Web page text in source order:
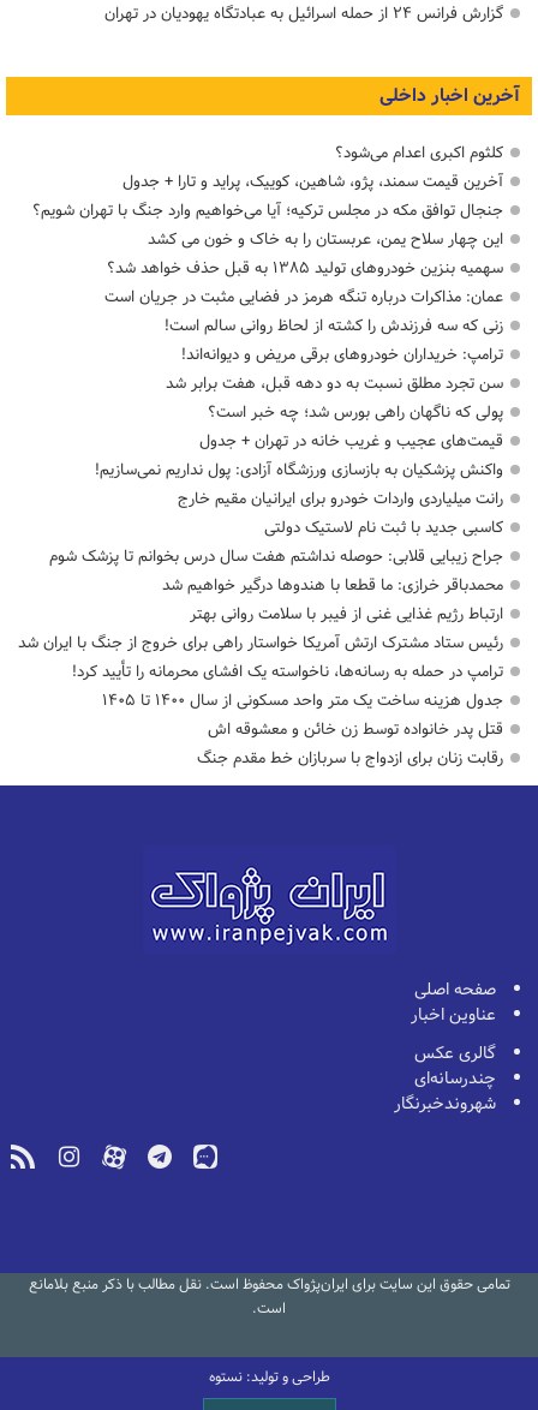
گزارش فرانس ۲۴ از حمله اسرائیل به عبادتگاه یهودیان در تهران
آخرین اخبار داخلی
کلثوم اکبری اعدام می‌شود؟
آخرین قیمت سمند، پژو، شاهین، کوییک، پراید و تارا + جدول
جنجال توافق مکه در مجلس ترکیه؛ آیا می‌خواهیم وارد جنگ با تهران شویم؟
این چهار سلاح یمن، عربستان را به خاک و خون می کشد
سهمیه بنزین خودروهای تولید ۱۳۸۵ به قبل حذف خواهد شد؟
عمان: مذاکرات درباره تنگه هرمز در فضایی مثبت در جریان است
زنی که سه فرزندش را کشته از لحاظ روانی سالم است!
ترامپ: خریداران خودروهای برقی مریض و دیوانه‌اند!
سن تجرد مطلق نسبت به دو دهه قبل، هفت برابر شد
پولی که ناگهان راهی بورس شد؛ چه خبر است؟
قیمت‌های عجیب و غریب خانه در تهران + جدول
واکنش پزشکیان به بازسازی ورزشگاه آزادی: پول نداریم نمی‌سازیم!
رانت میلیاردی واردات خودرو برای ایرانیان مقیم خارج
کاسبی جدید با ثبت نام لاستیک دولتی
جراح زیبایی قلابی: حوصله نداشتم هفت سال درس بخوانم تا پزشک شوم
محمدباقر خرازی: ما قطعا با هندوها درگیر خواهیم شد
ارتباط رژیم غذایی غنی از فیبر با سلامت روانی بهتر
رئیس ستاد مشترک ارتش آمریکا خواستار راهی برای خروج از جنگ با ایران شد
ترامپ در حمله‌ به رسانه‌ها، ناخواسته یک افشای محرمانه را تأیید کرد!
جدول هزینه ساخت یک متر واحد مسکونی از سال ۱۴۰۰ تا ۱۴۰۵
قتل پدر خانواده توسط زن خائن و معشوقه اش
رقابت زنان برای ازدواج با سربازان خط مقدم جنگ
صفحه اصلی
عناوین اخبار
گالری عکس
چندرسانه‌ای
شهروندخبرنگار
تمامی حقوق این سایت برای ایران‌پژواک محفوظ است. نقل مطالب با ذکر منبع بلامانع
است.
طراحی و تولید: نستوه